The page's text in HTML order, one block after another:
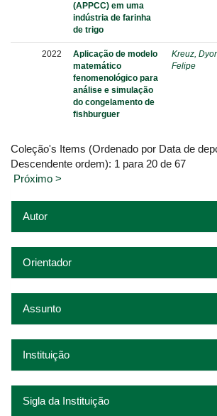
(APPCC) em uma
indústria de farinha
de trigo
2022
Aplicação de modelo
matemático
fenomenológico para
análise e simulação
do congelamento de
fishburguer
Kreuz,
Felipe
Coleção's Items (Ordenado por Data de
Descendente ordem): 1 para 20 de 67
Próximo >
Autor
Orientador
Assunto
Instituição
Sigla da Instituição